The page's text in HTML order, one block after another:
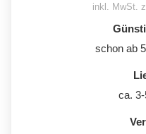
inkl. MwSt.
schon ab
ca.